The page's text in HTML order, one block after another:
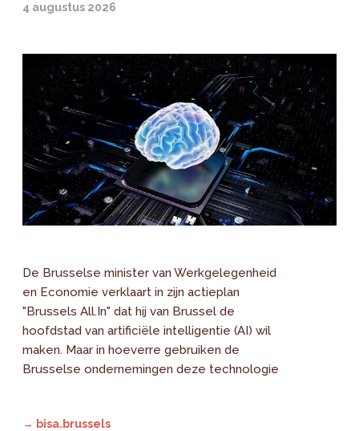
4 augustus 2026
De Brusselse minister van Werkgelegenheid
en Economie verklaart in zijn actieplan
"Brussels All.In" dat hij van Brussel de
hoofdstad van artificiële intelligentie (AI) wil
maken. Maar in hoeverre gebruiken de
Brusselse ondernemingen deze technologie
→ bisa.brussels